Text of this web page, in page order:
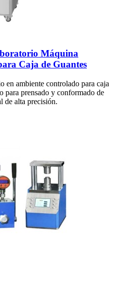
Máquina
Caja de Guantes
en ambiente controlado para caja
para prensado y conformado de
de alta precisión.